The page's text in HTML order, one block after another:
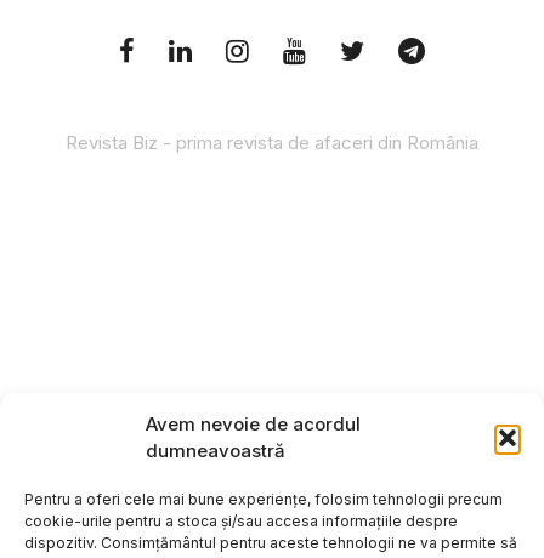
Avem nevoie de acordul
dumneavoastră
Pentru a oferi cele mai bune experiențe, folosim tehnologii precum
cookie-urile pentru a stoca și/sau accesa informațiile despre
dispozitiv. Consimțământul pentru aceste tehnologii ne va permite să
Revista Biz - prima revista de afaceri din România